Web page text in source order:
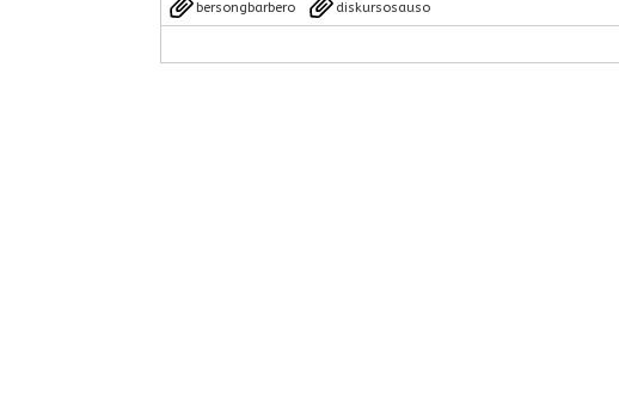
bersongbarbero diskursosauso